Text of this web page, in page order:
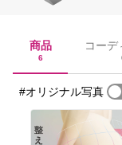
商品
6
コーデ
#オリジナル写真